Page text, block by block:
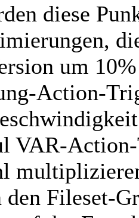
diese
um
Action-
VAR-Action-
Fileset-